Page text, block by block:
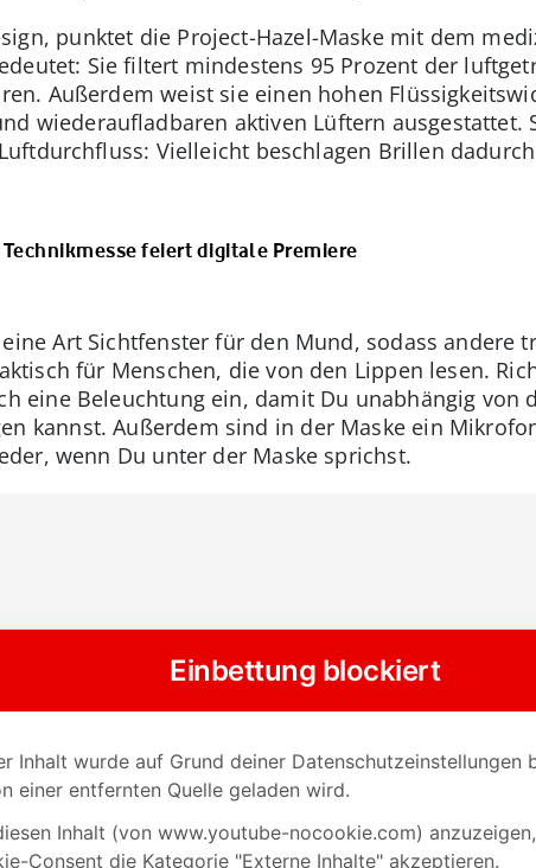
punktet die Project-Hazel-Maske mit dem
Sie filtert mindestens 95 Prozent der
Außerdem weist sie einen hohen
wiederaufladbaren aktiven Lüftern ausgestattet.
Vielleicht beschlagen Brillen
Technikmesse feiert digitale Premiere
Art Sichtfenster für den Mund, sodass andere
für Menschen, die von den Lippen lesen.
eine Beleuchtung ein, damit Du unabhängig von
kannst. Außerdem sind in der Maske ein
wenn Du unter der Maske sprichst.